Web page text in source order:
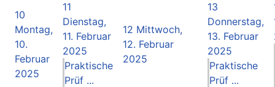
10
Montag,
10.
Februar
2025
11
Dienstag,
11. Februar
2025
Praktische
Prüf ...
12 Mittwoch,
12. Februar
2025
13
Donnerstag,
13. Februar
2025
Praktische
Prüf ...